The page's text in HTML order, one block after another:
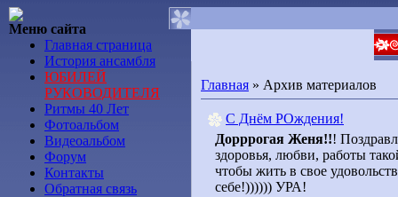
Меню сайта
Главная страница
История ансамбля
ЮБИЛЕЙ
РУКОВОДИТЕЛЯ
Ритмы 40 Лет
Фотоальбом
Видеоальбом
Форум
Контакты
Обратная связь
Главная » Архив материалов
С Днём РОждения!
Дорррогая Женя!!!
здоровья, любви, работы
чтобы жить в свое
себе!)))))) УРА!